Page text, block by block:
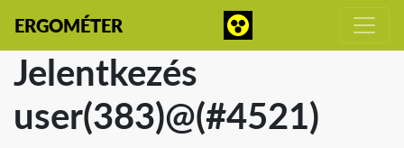
ERGOMÉTER
Jelentkezés
user(383)@(#4521)